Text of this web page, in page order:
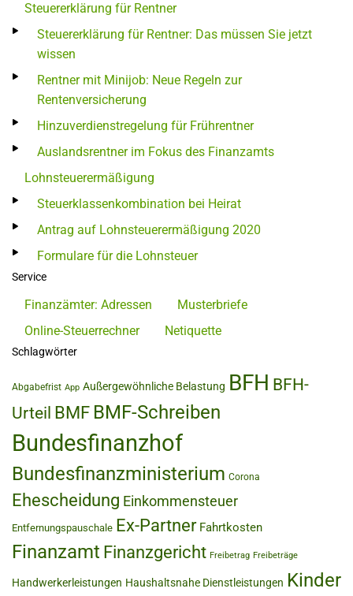
Steuererklärung für Rentner
Steuererklärung für Rentner: Das müssen Sie jetzt
wissen
Rentner mit Minijob: Neue Regeln zur
Rentenversicherung
Hinzuverdienstregelung für Frührentner
Auslandsrentner im Fokus des Finanzamts
Lohnsteuerermäßigung
Steuerklassenkombination bei Heirat
Antrag auf Lohnsteuerermäßigung 2020
Formulare für die Lohnsteuer
Service
Finanzämter: Adressen
Musterbriefe
Online-Steuerrechner
Netiquette
Schlagwörter
Abgabefrist App Außergewöhnliche Belastung BFH BFH-
Urteil BMF BMF-Schreiben
Bundesfinanzhof
Bundesfinanzministerium Corona
Ehescheidung Einkommensteuer
Entfernungspauschale Ex-Partner Fahrtkosten
Finanzamt Finanzgericht Freibetrag Freibeträge
Handwerkerleistungen Haushaltsnahe Dienstleistungen Kinder